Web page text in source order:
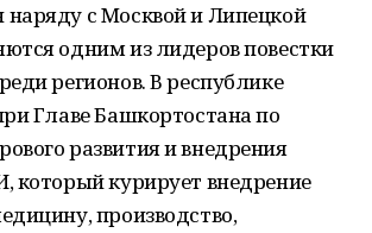
с Москвой и Липецкой
одним из лидеров повестки
регионов. В республике
Главе Башкортостана по
развития и внедрения
который курирует внедрение
производство,